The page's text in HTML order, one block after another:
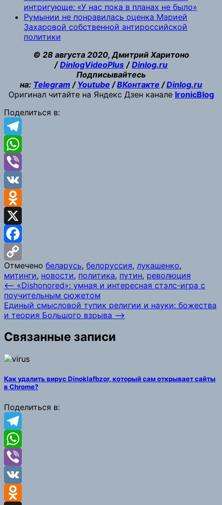
интригующе: «У нас пока в планах не было»
Румынии не понравилась оценка Марией
Захаровой собственной антироссийской
политики
© 28 августа 2020, Дмитрий Харитоно
/ DinlogVideoPlus / Dinlog.ru
Подписывайтесь
на: Telegram / Youtube /ВКонтакте /Dinlog.ru
Оригинал читайте на Яндекс Дзен канале IronicBlog
Поделиться в:
Telegram
WhatsApp
Viber
VK
Odnoklassniki
X
Facebook
Copy
Link
Отмечено беларусь, белоруссия, лукашенко,
митинги, новости, политика, путин, революция
Навигация
по
записям
⟵ «Dishonored»: умная и интересная стэлс-игра с
поучительным сюжетом
Единый смысловой тупик религии и науки: божества
и теория Большого взрыва ⟶
Связанные записи
Как удалить вирус Dinoklafbzor, который сам открывает сайты
в Chrome?
Поделиться в:
Telegram
WhatsApp
Viber
VK